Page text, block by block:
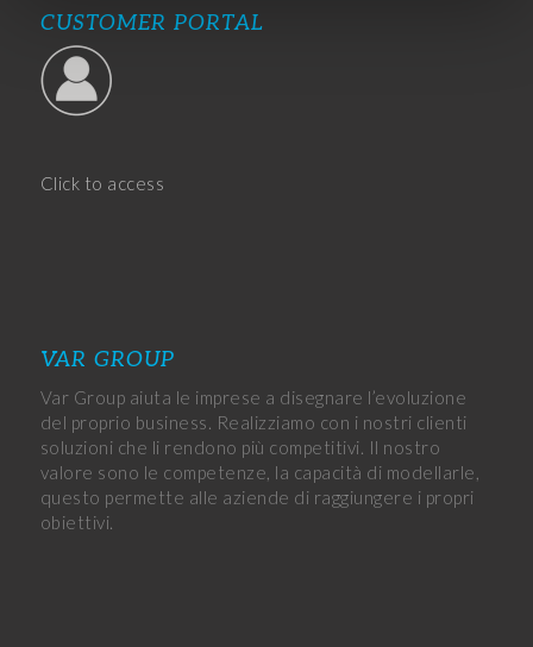
CUSTOMER PORTAL
Click to access
VAR GROUP
Var Group aiuta le imprese a disegnare l’evoluzione
del proprio business. Realizziamo con i nostri clienti
soluzioni che li rendono più competitivi. Il nostro
valore sono le competenze, la capacità di modellarle,
questo permette alle aziende di raggiungere i propri
obiettivi.